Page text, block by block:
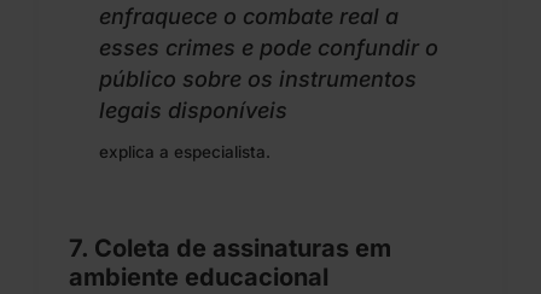
enfraquece o combate real a
esses crimes e pode confundir o
público sobre os instrumentos
legais disponíveis
explica a especialista.
7. Coleta de assinaturas em
ambiente educacional